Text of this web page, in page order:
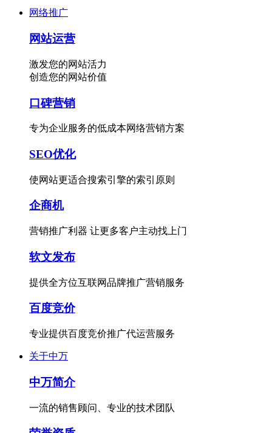
网络推广
网站运营
激发您的网站活力
创造您的网站价值
口碑营销
专为企业服务的低成本网络营销方案
SEO优化
使网站更适合搜索引擎的索引原则
企商机
营销推广利器 让更多客户主动找上门
软文发布
提供全方位互联网品牌推广营销服务
百度竞价
专业提供百度竞价推广代运营服务
关于中万
中万简介
一流的销售顾问、专业的技术团队